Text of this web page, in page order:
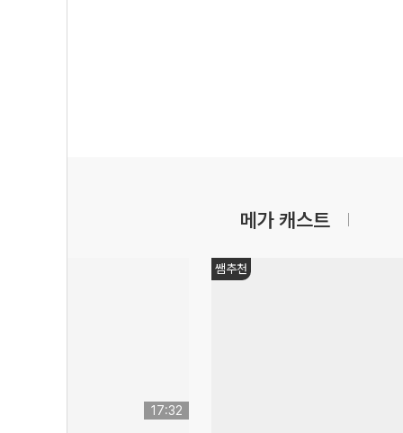
메가 캐스트
17:32
쌤추천